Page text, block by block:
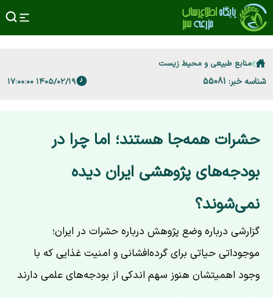
منابع طبیعی و محیط زیست
شناسه خبر: 55081 ۱۴۰۵/۰۲/۱۹ ۱۷:۰۰:۰۰
حشرات همه‌جا هستند؛ اما چرا در
بودجه‌های پژوهشی ایران دیده
نمی‌شوند؟
گزارشی درباره وضع پژوهش درباره حشرات در ایران؛
موجوداتی حیاتی برای گرده‌افشانی و امنیت غذایی که با
وجود اهمیتشان هنوز سهم اندکی از بودجه‌های علمی دارند